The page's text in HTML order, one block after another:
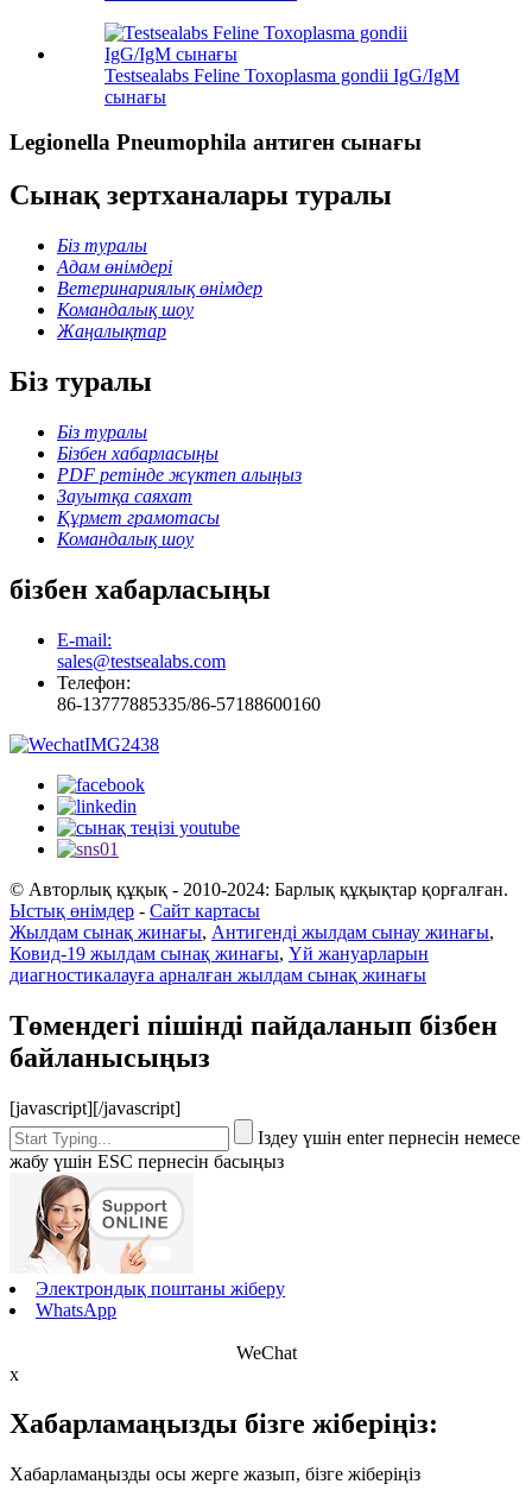
Testsealabs Feline Toxoplasma gondii IgG/IgM
сынағы
Legionella Pneumophila антиген сынағы
Сынақ зертханалары туралы
Біз туралы
Адам өнімдері
Ветеринариялық өнімдер
Командалық шоу
Жаңалықтар
Біз туралы
Біз туралы
Бізбен хабарласыңы
PDF ретінде жүктеп алыңыз
Зауытқа саяхат
Құрмет грамотасы
Командалық шоу
бізбен хабарласыңы
E-mail:
sales@testsealabs.com
Телефон:
86-13777885335/86-57188600160
© Авторлық құқық - 2010-2024: Барлық құқықтар қорғалған.
Ыстық өнімдер - Сайт картасы
Жылдам сынақ жинағы, Антигенді жылдам сынау жинағы,
Ковид-19 жылдам сынақ жинағы, Үй жануарларын
диагностикалауға арналған жылдам сынақ жинағы
Төмендегі пішінді пайдаланып бізбен
байланысыңыз
[javascript][/javascript]
Іздеу үшін enter пернесін немесе
жабу үшін ESC пернесін басыңыз
Электрондық поштаны жіберу
WhatsApp
WeChat
x
Хабарламаңызды бізге жіберіңіз:
Хабарламаңызды осы жерге жазып, бізге жіберіңіз